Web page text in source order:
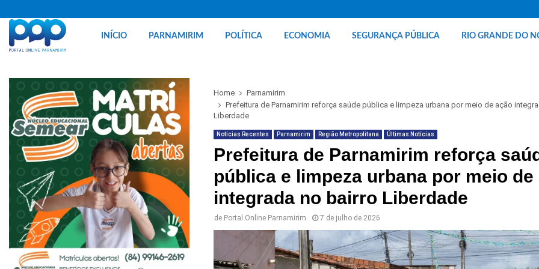
INÍCIO PARNAMIRIM POLÍTICA ECONOMIA SEGURANÇA PÚBLICA RIO GRANDE DO
Home
Parnamirim
Prefeitura de Parnamirim reforça saúde pública e limpeza urbana por meio de ação
Liberdade
Notícias Recentes Parnamirim Região Metropolitana Últimas Notícias
Prefeitura de Parnamirim reforça
pública e limpeza urbana por meio de
integrada no bairro Liberdade
de Portal Online Parnamirim 7 de julho de 2026